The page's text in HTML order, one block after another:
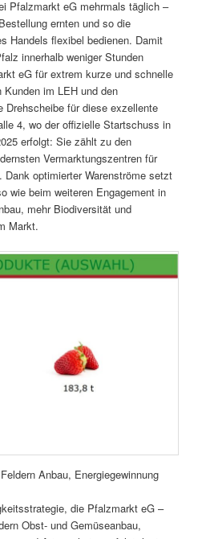
Pfalzmarkt eG mehrmals täglich –
ernten und so die
Handels flexibel bedienen. Damit
innerhalb weniger Stunden
eG für extrem kurze und schnelle
im LEH und den
Drehscheibe für diese exzellente
4, wo der offizielle Startschuss in
erfolgt: Sie zählt zu den
Vermarktungszentren für
optimierter Warenströme setzt
wie beim weiteren Engagement in
mehr Biodiversität und
Markt.
Anbau, Energiegewinnung
die Pfalzmarkt eG –
Obst- und Gemüseanbau,